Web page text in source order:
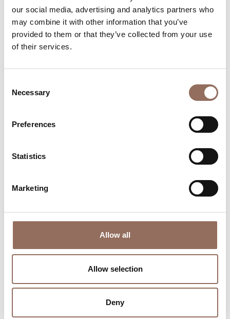
our social media, advertising and analytics partners who
may combine it with other information that you’ve
provided to them or that they’ve collected from your use
of their services.
Selection
Necessary
Preferences
Statistics
Marketing
Allow all
Allow selection
Deny
Circolo Ippico La Ciocca
Strada Ciocca, 1, Tonco (AT)
Find out more